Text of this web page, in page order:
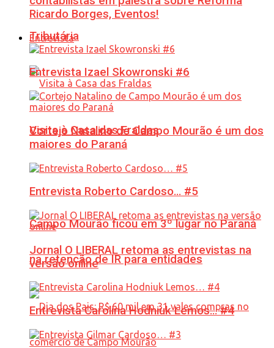
Tributária
Visita à Casa das Fraldas
Campo Mourão ficou em 3º lugar no Paraná
na retenção de IR para entidades
Ricardo Borges, Eventos!
Entrevista
Entrevista Izael Skowronski #6
Cortejo Natalino de Campo Mourão é um dos
maiores do Paraná
Entrevista Roberto Cardoso… #5
Jornal O LIBERAL retoma as entrevistas na
versão online
Entrevista Carolina Hodniuk Lemos… #4